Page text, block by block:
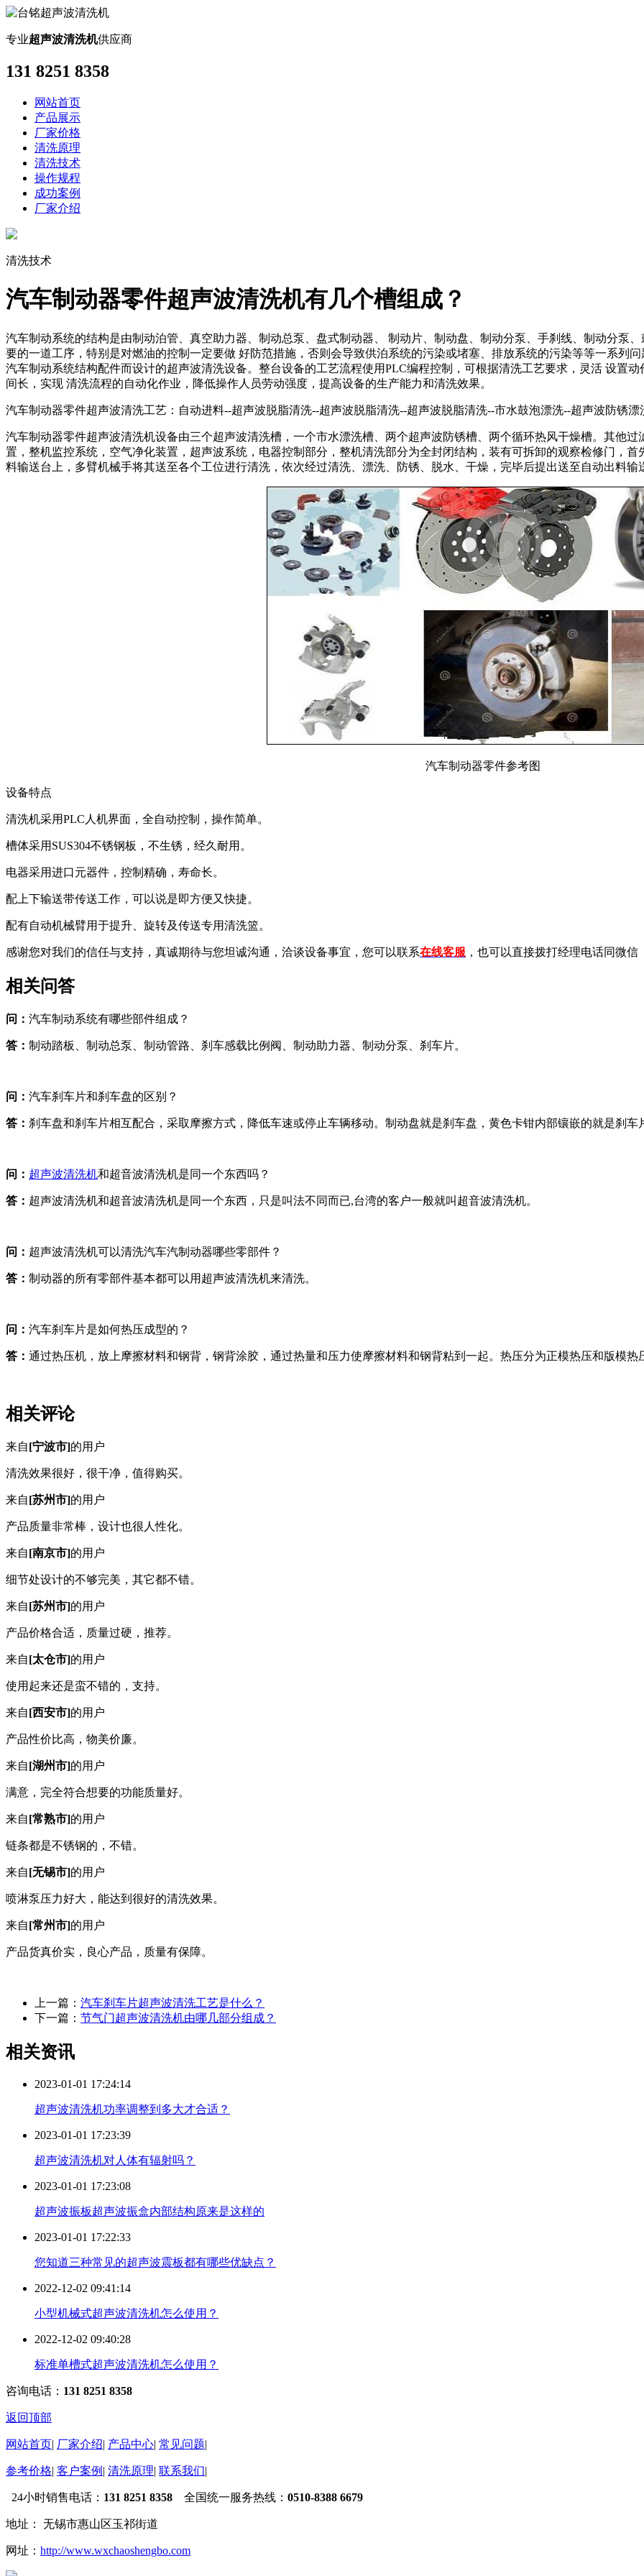
专业超声波清洗机供应商
131 8251 8358
网站首页
产品展示
厂家价格
清洗原理
清洗技术
操作规程
成功案例
厂家介绍
清洗技术
汽车制动器零件超声波清洗机有几个槽组成？
汽车制动系统的结构是由制动泊管、真空助力器、制动总泵、盘式制动器、 制动片、制动盘、制动分泵、手刹线、制动分泵
要的一道工序，特别是对燃油的控制一定要做 好防范措施，否则会导致供泊系统的污染或堵塞、排放系统的污染等等一系列
汽车制动系统结构配件而设计的超声波清洗设备。整台设备的工艺流程使用PLC编程控制，可根据清洗工艺要求，灵活 设置
间长，实现 清洗流程的自动化作业，降低操作人员劳动强度，提高设备的生产能力和清洗效果。
汽车制动器零件超声波清洗工艺：自动进料--超声波脱脂清洗--超声波脱脂清洗--超声波脱脂清洗--市水鼓泡漂洗--超声波防锈
汽车制动器零件超声波清洗机设备由三个超声波清洗槽，一个市水漂洗槽、两个超声波防锈槽、两个循环热风干燥槽。其他
置，整机监控系统，空气净化装置，超声波系统，电器控制部分，整机清洗部分为全封闭结构，装有可拆卸的观察检修门，
料输送台上，多臂机械手将其送至各个工位进行清洗，依次经过清洗、漂洗、防锈、脱水、干燥，完毕后提出送至自动出料
汽车制动器零件参考图
设备特点
清洗机采用PLC人机界面，全自动控制，操作简单。
槽体采用SUS304不锈钢板，不生锈，经久耐用。
电器采用进口元器件，控制精确，寿命长。
配上下输送带传送工作，可以说是即方便又快捷。
配有自动机械臂用于提升、旋转及传送专用清洗篮。
感谢您对我们的信任与支持，真诚期待与您坦诚沟通，洽谈设备事宜，您可以联系在线客服 ，也可以直接拨打经理电话同微信
相关问答
问： 汽车制动系统有哪些部件组成？
答： 制动踏板、制动总泵、制动管路、刹车感载比例阀、制动助力器、制动分泵、刹车片。
问： 汽车刹车片和刹车盘的区别？
答： 刹车盘和刹车片相互配合，采取摩擦方式，降低车速或停止车辆移动。制动盘就是刹车盘，黄色卡钳内部镶嵌的就是刹车
问： 超声波清洗机和超音波清洗机是同一个东西吗？
答： 超声波清洗机和超音波清洗机是同一个东西，只是叫法不同而已,台湾的客户一般就叫超音波清洗机。
问： 超声波清洗机可以清洗汽车汽制动器哪些零部件？
答： 制动器的所有零部件基本都可以用超声波清洗机来清洗。
问： 汽车刹车片是如何热压成型的？
答： 通过热压机，放上摩擦材料和钢背，钢背涂胶，通过热量和压力使摩擦材料和钢背粘到一起。热压分为正模热压和版模热
相关评论
来自[宁波市]的用户
清洗效果很好，很干净，值得购买。
来自[苏州市]的用户
产品质量非常棒，设计也很人性化。
来自[南京市]的用户
细节处设计的不够完美，其它都不错。
来自[苏州市]的用户
产品价格合适，质量过硬，推荐。
来自[太仓市]的用户
使用起来还是蛮不错的，支持。
来自[西安市]的用户
产品性价比高，物美价廉。
来自[湖州市]的用户
满意，完全符合想要的功能质量好。
来自[常熟市]的用户
链条都是不锈钢的，不错。
来自[无锡市]的用户
喷淋泵压力好大，能达到很好的清洗效果。
来自[常州市]的用户
产品货真价实，良心产品，质量有保障。
上一篇： 汽车刹车片超声波清洗工艺是什么？
下一篇： 节气门超声波清洗机由哪几部分组成？
相关资讯
2023-01-01 17:24:14
超声波清洗机功率调整到多大才合适？
2023-01-01 17:23:39
超声波清洗机对人体有辐射吗？
2023-01-01 17:23:08
超声波振板超声波振盒内部结构原来是这样的
2023-01-01 17:22:33
您知道三种常见的超声波震板都有哪些优缺点？
2022-12-02 09:41:14
小型机械式超声波清洗机怎么使用？
2022-12-02 09:40:28
标准单槽式超声波清洗机怎么使用？
咨询电话： 131 8251 8358
返回顶部
网站首页| 厂家介绍| 产品中心| 常见问题|
参考价格| 客户案例 | 清洗原理| 联系我们|
24小时销售电话： 131 8251 8358 全国统一服务热线： 0510-8388 6679
地址： 无锡市惠山区玉祁街道
网址： http://www.wxchaoshengbo.com